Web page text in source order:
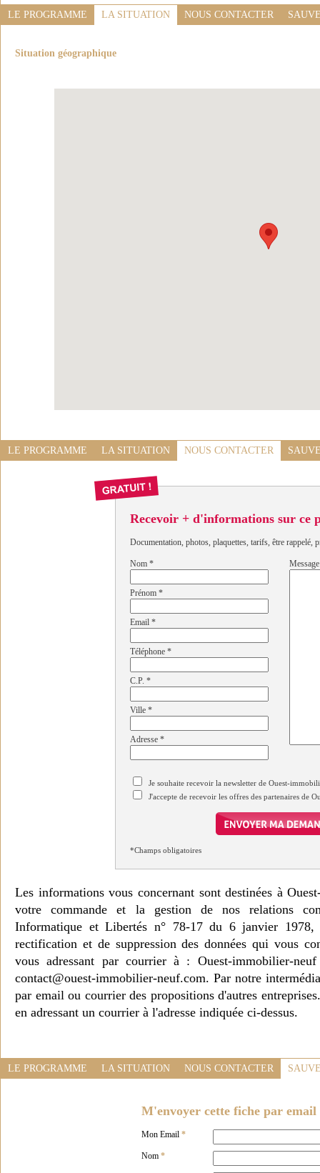
LE PROGRAMME LA SITUATION NOUS CONTACTER
Situation géographique
LE PROGRAMME LA SITUATION NOUS CONTACTER
Recevoir + d'informations sur ce
Documentation, photos, plaquettes, tarifs, être rappelé,
Nom *
Prénom *
Email *
Téléphone *
C.P. *
Ville *
Adresse *
Message
Je souhaite recevoir la newsletter de Ouest-
J'accepte de recevoir les offres des partenaires de
*Champs obligatoires
Les informations vous concernant sont destinées à
votre commande et la gestion de nos relations
Informatique et Libertés n° 78-17 du 6 janvier 1978,
rectification et de suppression des données qui vous
vous adressant par courrier à : Ouest-immobilier-
contact@ouest-immobilier-neuf.com. Par notre
par email ou courrier des propositions d'autres
en adressant un courrier à l'adresse indiquée ci-dessus.
LE PROGRAMME LA SITUATION NOUS CONTACTER
M'envoyer cette fiche par email
Mon Email *
Nom *